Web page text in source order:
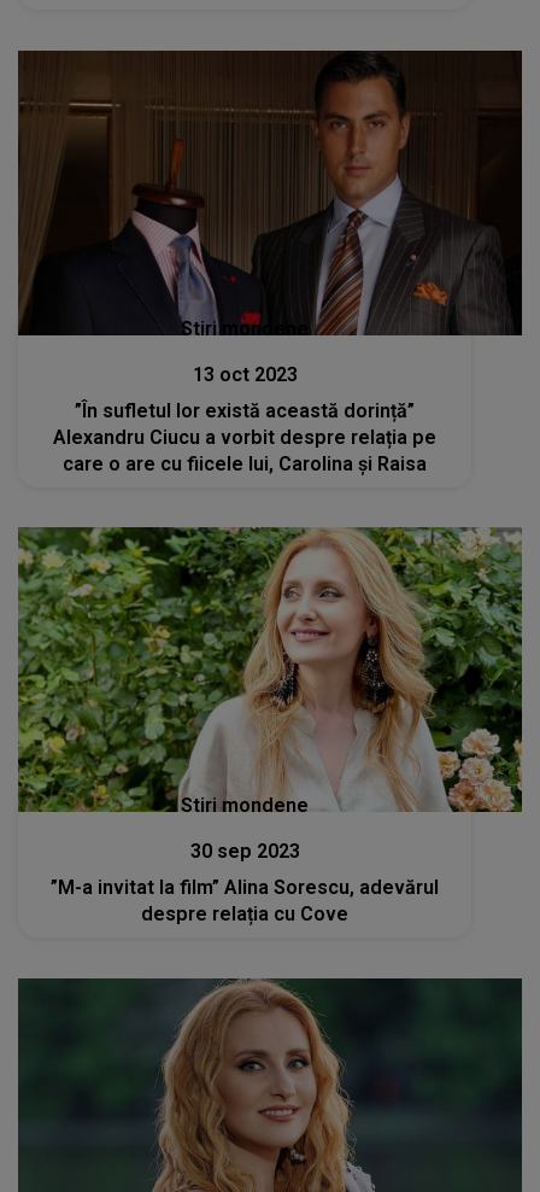
Stiri mondene
13 oct 2023
”În sufletul lor există această dorință”
Alexandru Ciucu a vorbit despre relația pe
care o are cu fiicele lui, Carolina și Raisa
Stiri mondene
30 sep 2023
”M-a invitat la film” Alina Sorescu, adevărul
despre relația cu Cove